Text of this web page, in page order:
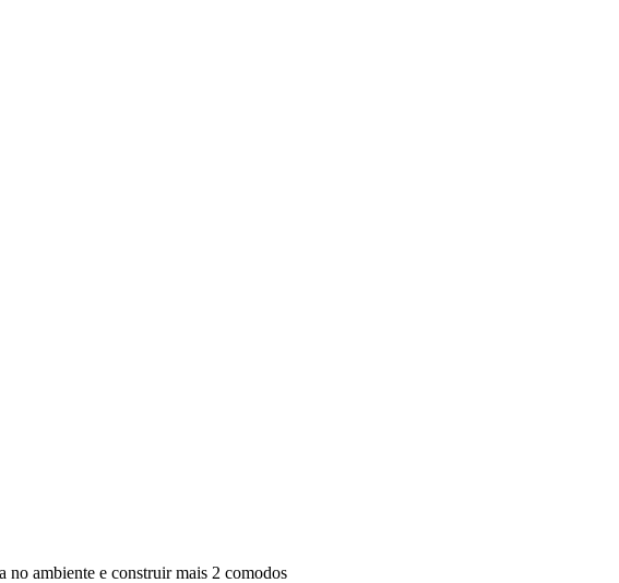
no ambiente e construir mais 2 comodos